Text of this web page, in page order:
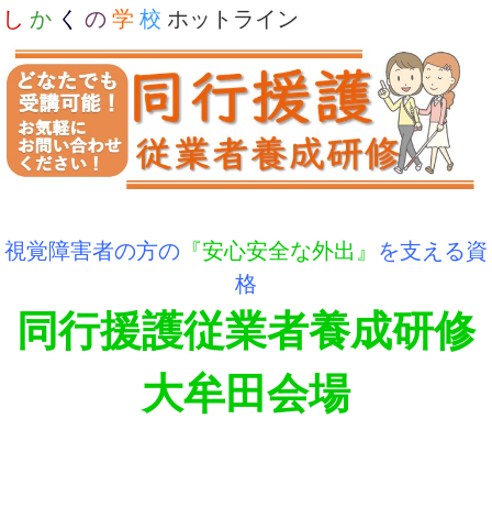
し か く の 学 校 ホットライン
視覚障害者の方の 『安心安全な外出』 を支える資
格
同行援護従業者養成研修
大牟田会場